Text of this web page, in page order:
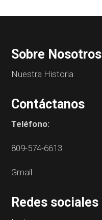
Sobre Nosotros
Nuestra Historia
Contáctanos
Teléfono:
809-574-6613
Gmail
Redes sociales